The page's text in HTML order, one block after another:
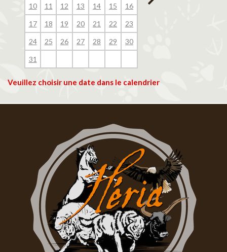
10 11 12 13 14 15 16
17 18 19 20 21 22 23
24 25 26 27 28 29 30
31
14
Veuillez choisir une date dans le calendrier